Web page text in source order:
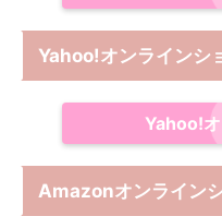
Yahoo!オンラインシ
Yahoo!
Amazonオンライン